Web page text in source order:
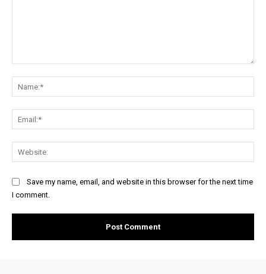
Save my name, email, and website in this browser for the next time
I comment.